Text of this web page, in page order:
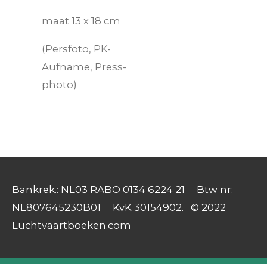
maat 13 x 18 cm
(Persfoto, PK-
Aufname, Press-
photo)
Bankrek.: NL03 RABO 0134 6224 21 Btw nr:
NL807645230B01 KvK 30154902. © 2022
Luchtvaartboeken.com